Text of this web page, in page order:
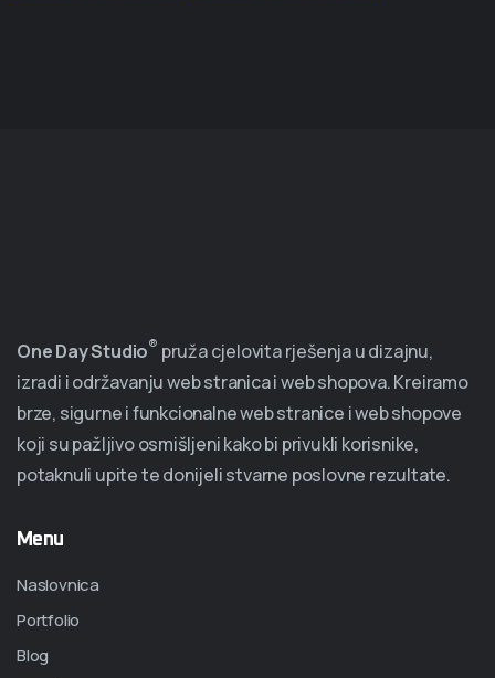
One Day Studio® pruža cjelovita rješenja u dizajnu,
izradi i održavanju web stranica i web shopova. Kreiramo
brze, sigurne i funkcionalne web stranice i web shopove
koji su pažljivo osmišljeni kako bi privukli korisnike,
potaknuli upite te donijeli stvarne poslovne rezultate.
Menu
Naslovnica
Portfolio
Blog